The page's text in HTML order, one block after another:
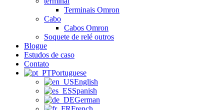
Terminais Omron
Cabo
Cabos Omron
Soquete de relé outros
Blogue
Estudos de caso
Contato
Portuguese
English
Spanish
German